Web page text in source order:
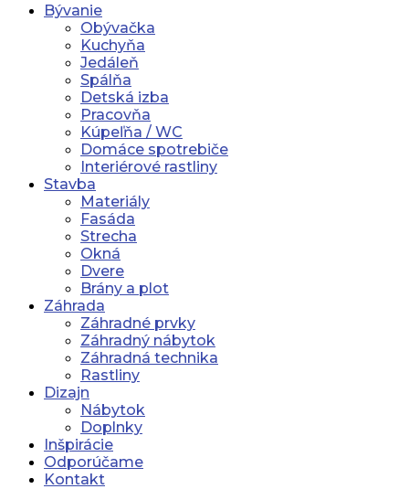
Bývanie
Obývačka
Kuchyňa
Jedáleň
Spálňa
Detská izba
Pracovňa
Kúpeľňa / WC
Domáce spotrebiče
Interiérové rastliny
Stavba
Materiály
Fasáda
Strecha
Okná
Dvere
Brány a plot
Záhrada
Záhradné prvky
Záhradný nábytok
Záhradná technika
Rastliny
Dizajn
Nábytok
Doplnky
Inšpirácie
Odporúčame
Kontakt